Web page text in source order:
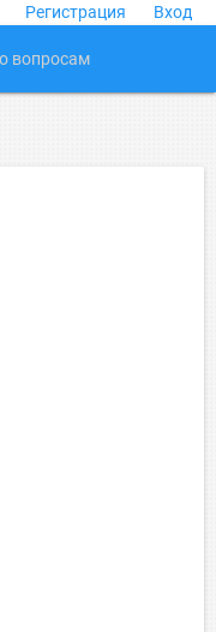
Регистрация Вход